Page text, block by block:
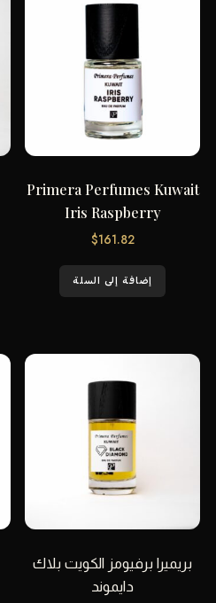
Primera Perfumes Kuwait
Iris Raspberry
$161.82
إضافة إلى السلة
بريميرا برفيومز الكويت بلاك
دايموند